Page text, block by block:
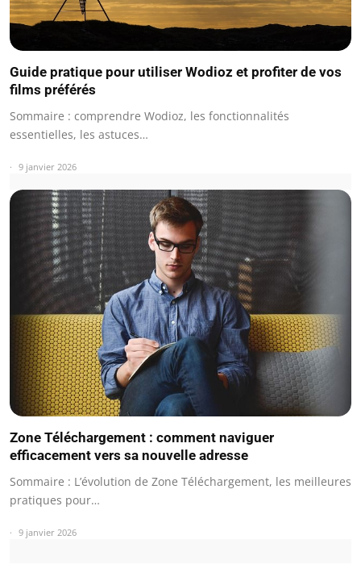
Guide pratique pour utiliser Wodioz et profiter de vos
films préférés
Sommaire : comprendre Wodioz, les fonctionnalités
essentielles, les astuces…
9 janvier 2026
Zone Téléchargement : comment naviguer
efficacement vers sa nouvelle adresse
Sommaire : L’évolution de Zone Téléchargement, les meilleures
pratiques pour…
9 janvier 2026